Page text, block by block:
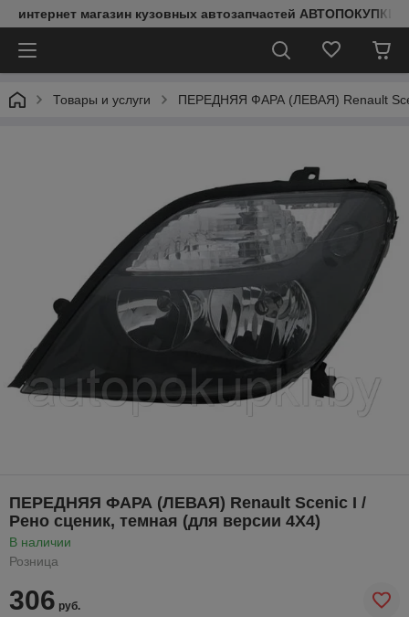
интернет магазин кузовных автозапчастей АВТОПОКУПКИ
Товары и услуги ПЕРЕДНЯЯ ФАРА (ЛЕВАЯ) Renault
ПЕРЕДНЯЯ ФАРА (ЛЕВАЯ) Renault Scenic I /
Рено сценик, темная (для версии 4Х4)
В наличии
Розница
306 руб.